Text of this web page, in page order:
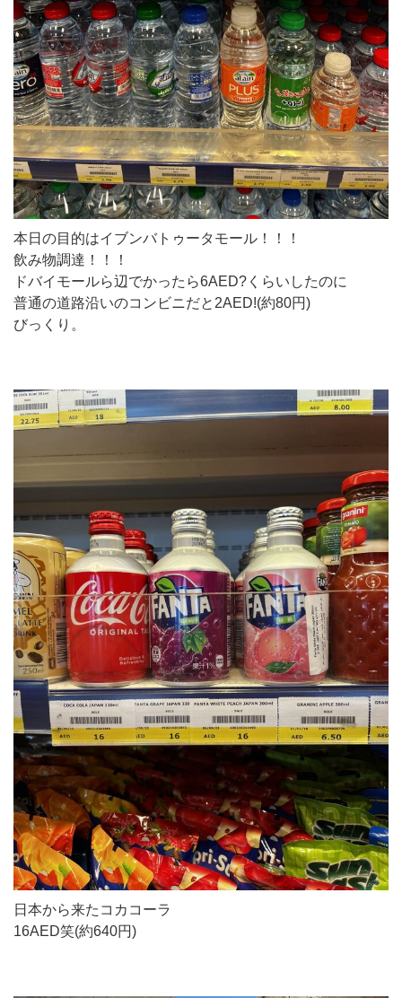
本日の目的はイブンバトゥータモール！！！
飲み物調達！！！
ドバイモールら辺でかったら6AED?くらいしたのに
普通の道路沿いのコンビニだと2AED!(約80円)
びっくり。
日本から来たコカコーラ
16AED笑(約640円)